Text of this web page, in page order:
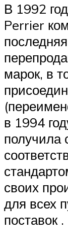
В 1992
Perrier
марок, в
в 1994
получила
своих
для всех
поставок .